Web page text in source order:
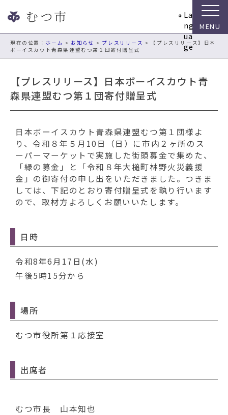
ビ
La
ng
ua
ge
現在の位置： ホーム > お知らせ > プレスリリース > 【プレスリリース】日本
ボーイスカウト青森県連盟むつ第１団寄付贈呈式
【プレスリリース】日本ボーイスカウト青
森県連盟むつ第１団寄付贈呈式
日本ボーイスカウト青森県連盟むつ第１団様よ
り、令和８年５月10日（日）に市内２ヶ所のス
ーパーマーケットで実施した街頭募金で集めた、
「緑の募金」と「令和８年大槌町林野火災義援
金」の御寄付の申し出をいただきました。つきま
しては、下記のとおり寄付贈呈式を執り行います
ので、取材方よろしくお願いいたします。
日時
令和8年6月17日(水)
午後5時15分から
場所
むつ市役所第１応接室
出席者
むつ市長 山本知也